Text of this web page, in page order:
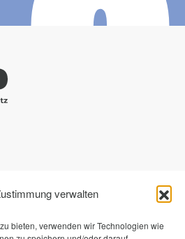
verwalten
bieten, verwenden wir Technologien wie